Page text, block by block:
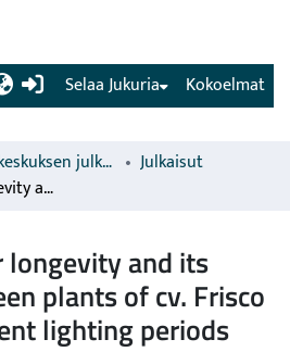
(current) Kokoelmat
Selaa Jukuria
Luonnonvarakeskuksen julkaisut
Julkaisut
Cut rose flower longevity and its variation between plants of cv. Frisco grown in different lighting periods
and its
plants of cv. Frisco
lighting periods